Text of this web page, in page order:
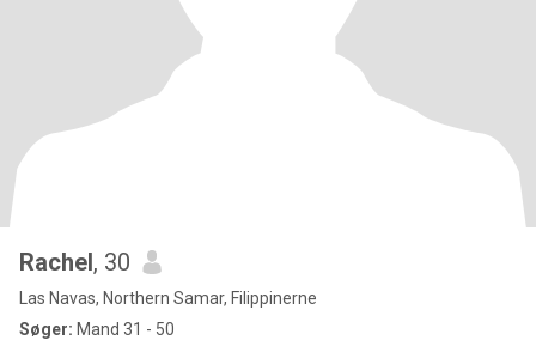
Rachel, 30
Las Navas, Northern Samar, Filippinerne
Søger: Mand 31 - 50